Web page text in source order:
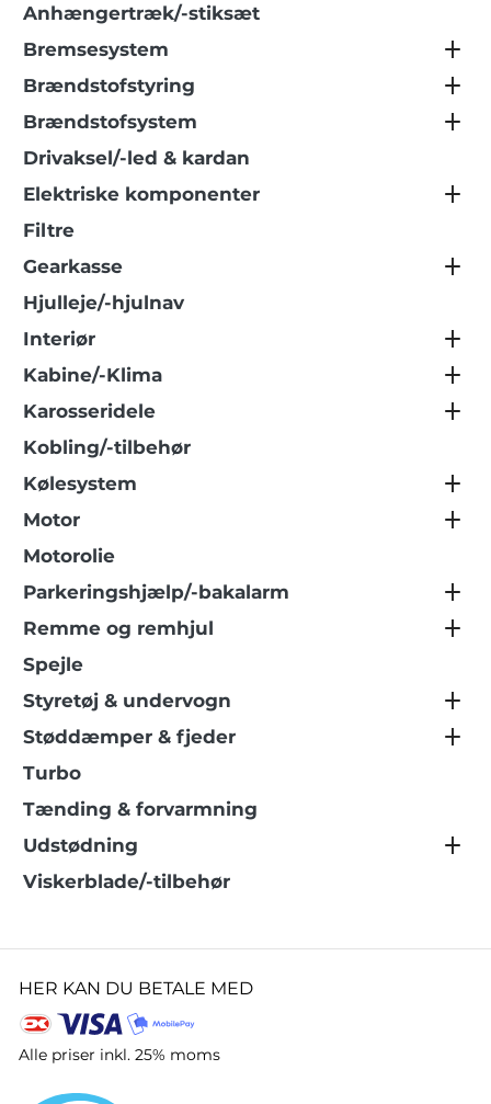
Anhængertræk/-stiksæt
Bremsesystem
Brændstofstyring
Brændstofsystem
Drivaksel/-led & kardan
Elektriske komponenter
Filtre
Gearkasse
Hjulleje/-hjulnav
Interiør
Kabine/-Klima
Karosseridele
Kobling/-tilbehør
Kølesystem
Motor
Motorolie
Parkeringshjælp/-bakalarm
Remme og remhjul
Spejle
Styretøj & undervogn
Støddæmper & fjeder
Turbo
Tænding & forvarmning
Udstødning
Viskerblade/-tilbehør
HER KAN DU BETALE MED
Alle priser inkl. 25% moms